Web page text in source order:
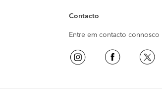
Contacto
Entre em contacto connosco